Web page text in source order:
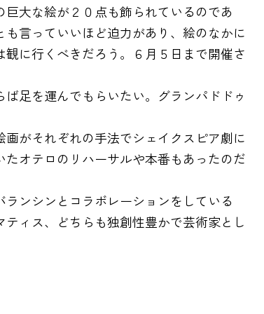
大な絵が２０点も飾られているのであ
言っていいほど迫力があり、絵のなかに
に行くべきだろう。６月５日まで開催さ
足を運んでもらいたい。グランパドドゥ
がそれぞれの手法でシェイクスピア劇に
オテロのリハーサルや本番もあったのだ
ンシンとコラボレーションをしている
ィス、どちらも独創性豊かで芸術家とし